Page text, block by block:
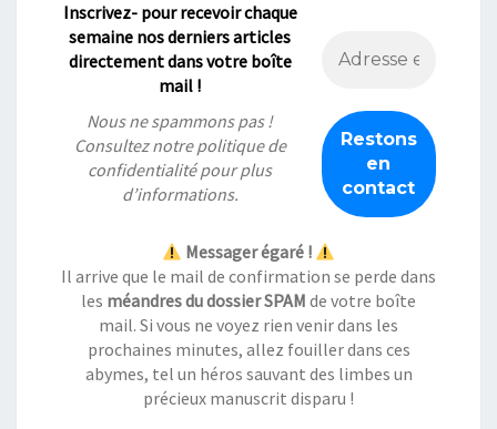
Inscrivez- pour recevoir chaque
semaine nos derniers articles
directement dans votre boîte
mail !
Nous ne spammons pas !
Consultez notrepolitique de
confidentialitépour plus
d’informations.
Messager égaré !
Il arrive que le mail de confirmation se perde dans
les méandres du dossier SPAM de votre boîte
mail. Si vous ne voyez rien venir dans les
prochaines minutes, allez fouiller dans ces
abymes, tel un héros sauvant des limbes un
précieux manuscrit disparu !